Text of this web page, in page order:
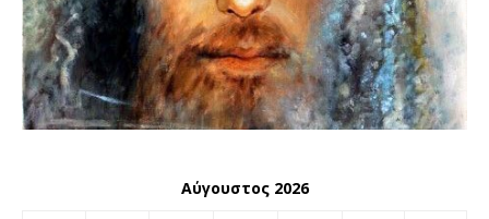
Αύγουστος 2026